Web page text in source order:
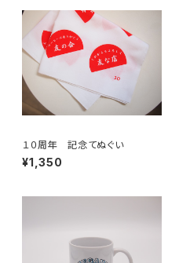
１０周年 記念てぬぐい
¥1,350